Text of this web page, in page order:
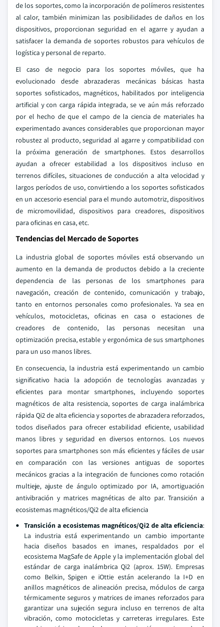
de los soportes, como la incorporación de polímeros resistentes
al calor, también minimizan las posibilidades de daños en los
dispositivos, proporcionan seguridad en el agarre y ayudan a
satisfacer la demanda de soportes robustos para vehículos de
logística y personal de reparto.
El caso de negocio para los soportes móviles, que ha
evolucionado desde abrazaderas mecánicas básicas hasta
soportes sofisticados, magnéticos, habilitados por inteligencia
artificial y con carga rápida integrada, se ve aún más reforzado
por el hecho de que el campo de la ciencia de materiales ha
experimentado avances considerables que proporcionan mayor
robustez al producto, seguridad al agarre y compatibilidad con
la próxima generación de smartphones. Estos desarrollos
ayudan a ofrecer estabilidad a los dispositivos incluso en
terrenos difíciles, situaciones de conducción a alta velocidad y
largos períodos de uso, convirtiendo a los soportes sofisticados
en un accesorio esencial para el mundo automotriz, dispositivos
de micromovilidad, dispositivos para creadores, dispositivos
para oficinas en casa, etc.
Tendencias del Mercado de Soportes
La industria global de soportes móviles está observando un
aumento en la demanda de productos debido a la creciente
dependencia de las personas de los smartphones para
navegación, creación de contenido, comunicación y trabajo,
tanto en entornos personales como profesionales. Ya sea en
vehículos, motocicletas, oficinas en casa o estaciones de
creadores de contenido, las personas necesitan una
optimización precisa, estable y ergonómica de sus smartphones
para un uso manos libres.
En consecuencia, la industria está experimentando un cambio
significativo hacia la adopción de tecnologías avanzadas y
eficientes para montar smartphones, incluyendo soportes
magnéticos de alta resistencia, soportes de carga inalámbrica
rápida Qi2 de alta eficiencia y soportes de abrazadera reforzados,
todos diseñados para ofrecer estabilidad eficiente, usabilidad
manos libres y seguridad en diversos entornos. Los nuevos
soportes para smartphones son más eficientes y fáciles de usar
en comparación con las versiones antiguas de soportes
mecánicos gracias a la integración de funciones como rotación
multieje, ajuste de ángulo optimizado por IA, amortiguación
antivibración y matrices magnéticas de alto par. Transición a
ecosistemas magnéticos/Qi2 de alta eficiencia
Transición a ecosistemas magnéticos/Qi2 de alta eficiencia:
La industria está experimentando un cambio importante
hacia diseños basados en imanes, respaldados por el
ecosistema MagSafe de Apple y la implementación global del
estándar de carga inalámbrica Qi2 (aprox. 15W). Empresas
como Belkin, Spigen e iOttie están acelerando la I+D en
anillos magnéticos de alineación precisa, módulos de carga
térmicamente seguros y matrices de imanes reforzados para
garantizar una sujeción segura incluso en terrenos de alta
vibración, como motocicletas y carreteras irregulares. Este